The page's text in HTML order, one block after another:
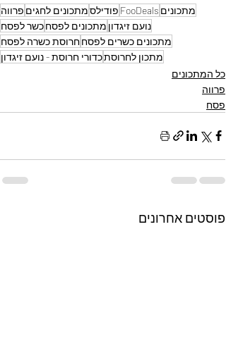
מתכונים FooDeals פודילסמתכונים לחגים פרווה
נועם זיגדון מתכונים לפסחכשר לפסח
מתכונים כשרים לפסחחרוסת כשרה לפסח
מתכון לחרוסתכדורי חרוסת - נועם זיגדון
כל המתכונים
פרווה
פסח
פוסטים אחרונים